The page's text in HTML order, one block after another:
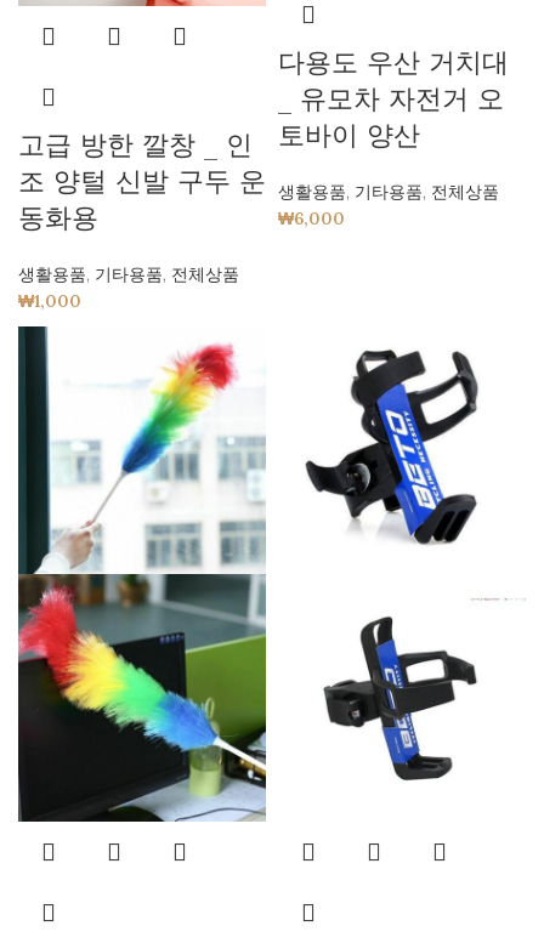
고급 방한 깔창 _ 인
조 양털 신발 구두 운
동화용
생활용품, 기타용품, 전체상품
₩1,000
다용도 우산 거치대
_ 유모차 자전거 오
토바이 양산
생활용품, 기타용품, 전체상품
₩6,000